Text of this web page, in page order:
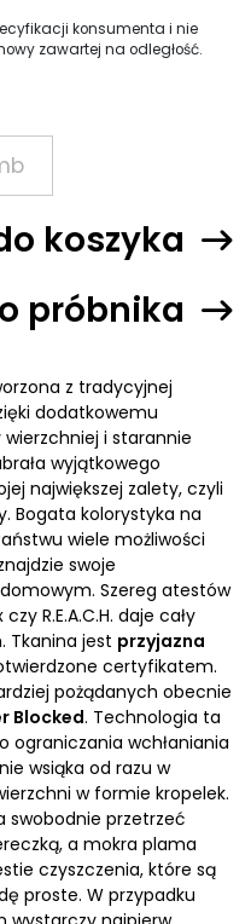
konsumenta i nie
zawartej na odległość.
koszyka
próbnika
z tradycyjnej
dodatkowemu
i starannie
wyjątkowego
największej zalety, czyli
Bogata kolorystyka na
wiele możliwości
swoje
Szereg atestów
R.E.A.C.H. daje cały
Tkanina jest przyjazna
certyfikatem.
pożądanych obecnie
Blocked. Technologia ta
ograniczania wchłaniania
wsiąka od razu w
w formie kropelek.
swobodnie przetrzeć
a mokra plama
czyszczenia, które są
proste. W przypadku